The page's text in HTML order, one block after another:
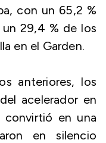
con un 65,2 %
29,4 % de los
en el Garden.
anteriores, los
acelerador en
en una
en silencio